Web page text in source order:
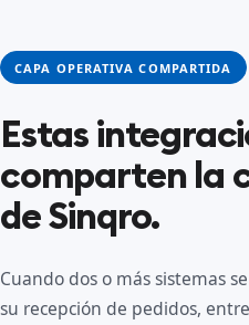
CAPA OPERATIVA COMPARTIDA
Estas
comparten la
de Sinqro.
Cuando dos o más sistemas
su recepción de pedidos,